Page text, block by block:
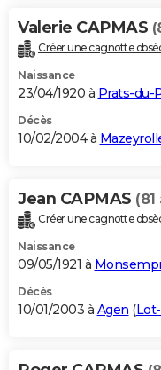
Valerie CAPMAS
Créer une cagnotte
Naissance
23/04/1920 à Prats-du-
Décès
10/02/2004 à
Jean CAPMAS (81
Créer une cagnotte
Naissance
09/05/1921 à
Décès
10/01/2003 à Agen (